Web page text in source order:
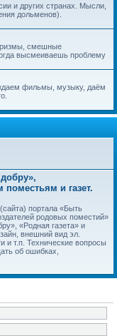
и других странах. Мысли,
дольменов).
смешные
высмеиваешь проблему
фильмы, музыку, даём
и газет.
портала «Быть
родовых поместий»
«Родная газета» и
внешний вид эл.
и т.п. Технические вопросы
об ошибках,